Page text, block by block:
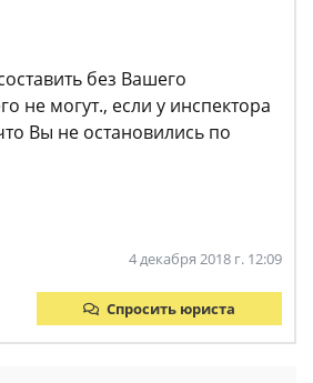
без Вашего
не могут., если у инспектора
Вы не остановились по
4 декабря 2018 г. 12:09
Спросить юриста